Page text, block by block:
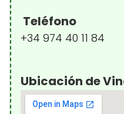
Teléfono
+34 974 40 11 84
Ubicación de